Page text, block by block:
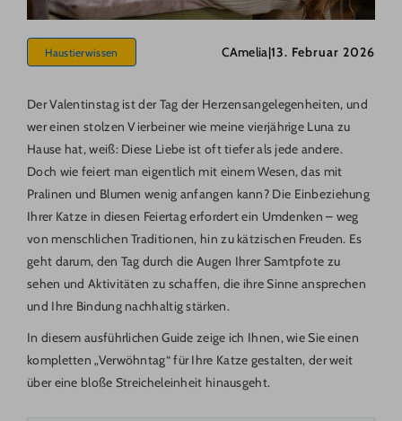
Haustierwissen CAmelia|13. Februar 2026
Der Valentinstag ist der Tag der Herzensangelegenheiten, und
wer einen stolzen Vierbeiner wie meine vierjährige Luna zu
Hause hat, weiß: Diese Liebe ist oft tiefer als jede andere.
Doch wie feiert man eigentlich mit einem Wesen, das mit
Pralinen und Blumen wenig anfangen kann? Die Einbeziehung
Ihrer Katze in diesen Feiertag erfordert ein Umdenken – weg
von menschlichen Traditionen, hin zu kätzischen Freuden. Es
geht darum, den Tag durch die Augen Ihrer Samtpfote zu
sehen und Aktivitäten zu schaffen, die ihre Sinne ansprechen
und Ihre Bindung nachhaltig stärken.
In diesem ausführlichen Guide zeige ich Ihnen, wie Sie einen
kompletten „Verwöhntag“ für Ihre Katze gestalten, der weit
über eine bloße Streicheleinheit hinausgeht.